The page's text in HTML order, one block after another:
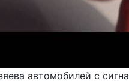
автомобилей с